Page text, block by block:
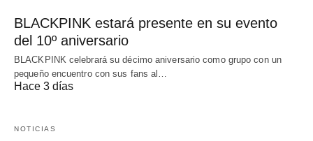
BLACKPINK estará presente en su evento
del 10º aniversario
BLACKPINK celebrará su décimo aniversario como grupo con un
pequeño encuentro con sus fans al…
Hace 3 días
NOTICIAS